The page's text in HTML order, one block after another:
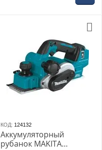
КОД: 124132
Аккумуляторный
рубанок MAKITA